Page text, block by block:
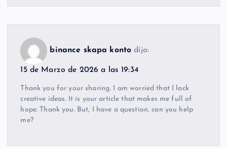
binance skapa konto dijo:
15 de Marzo de 2026 a las 19:34
Thank you for your sharing. I am worried that I lack
creative ideas. It is your article that makes me full of
hope. Thank you. But, I have a question, can you help
me?